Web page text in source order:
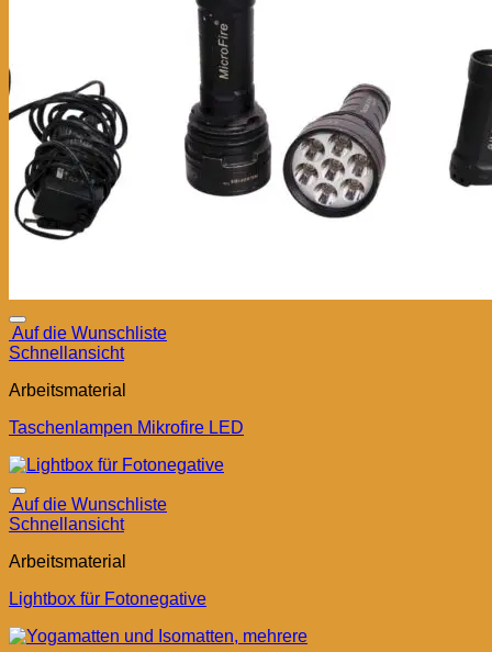
Auf die Wunschliste
Schnellansicht
Arbeitsmaterial
Taschenlampen Mikrofire LED
Auf die Wunschliste
Schnellansicht
Arbeitsmaterial
Lightbox für Fotonegative